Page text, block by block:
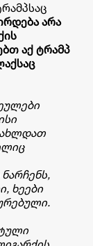
არა
აქ ტრამპ
ხეები